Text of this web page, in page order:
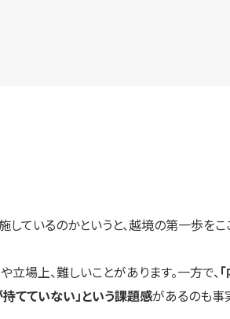
ているのかというと、越境の第一歩を
場上、難しいことがあります。一方で、
てていない」という課題感があるのも事